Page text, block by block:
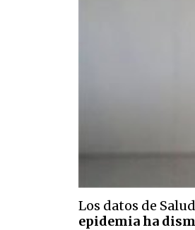
Los datos de
epidemia ha